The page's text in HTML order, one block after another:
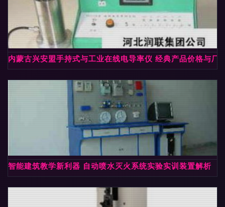
内蒙古兴安盟手持式与工业在线电导率仪 经典产品价格与厂
智能建筑教学新利器 自动喷水灭火系统实验实训装置解析